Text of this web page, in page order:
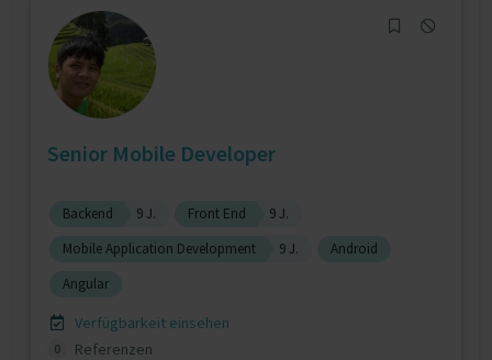
Senior Mobile Developer
Backend 9 J. Front End
9 J.
Mobile Application Development
9 J.
Android
Angular
Verfügbarkeit einsehen
0
Referenzen